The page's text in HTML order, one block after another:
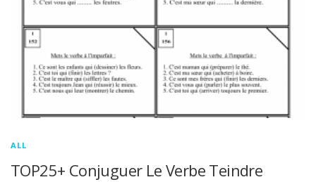
ALL
TOP25+ Conjuguer Le Verbe Teindre